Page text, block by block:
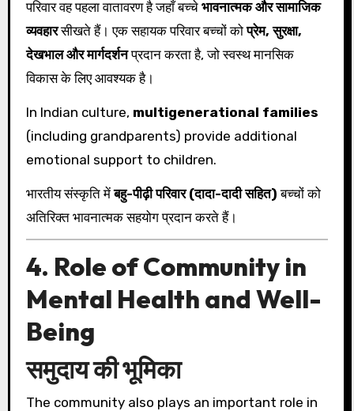
परिवार वह पहला वातावरण है जहाँ बच्चे भावनात्मक और सामाजिक
व्यवहारसीखते हैं। एक सहायक परिवार बच्चों कोप्रेम, सुरक्षा,
देखभाल और मार्गदर्शनप्रदान करता है, जो स्वस्थ मानसिक
विकास के लिए आवश्यक है।
In Indian culture, multigenerational families
(including grandparents) provide additional
emotional support to children.
भारतीय संस्कृति मेंबहु-पीढ़ी परिवार (दादा-दादी सहित) बच्चों को
अतिरिक्त भावनात्मक सहयोग प्रदान करते हैं।
4. Role of Community in
Mental Health and Well-
Being
समुदाय की भूमिका
The community also plays an important role in